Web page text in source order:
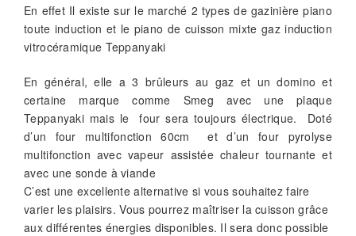
En effet Il existe sur le marché 2 types de gazinière piano
toute induction et le piano de cuisson mixte gaz induction
vitrocéramique Teppanyaki
En général, elle a 3 brûleurs au gaz et un domino et
certaine marque comme Smeg avec une plaque
Teppanyaki mais le four sera toujours électrique. Doté
d’un four multifonction 60cm et d’un four pyrolyse
multifonction avec vapeur assistée chaleur tournante et
avec une sonde à viande
C’est une excellente alternative si vous souhaitez faire
varier les plaisirs. Vous pourrez maîtriser la cuisson grâce
aux différentes énergies disponibles. Il sera donc possible